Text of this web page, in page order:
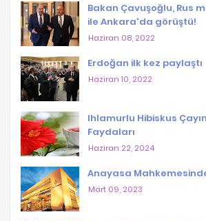
Bakan Çavuşoğlu, Rus
ile Ankara'da görüştü!
Haziran 08, 2022
Erdoğan ilk kez paylaştı
Haziran 10, 2022
Ihlamurlu Hibiskus
Faydaları
Haziran 22, 2024
Anayasa
Mart 09, 2023